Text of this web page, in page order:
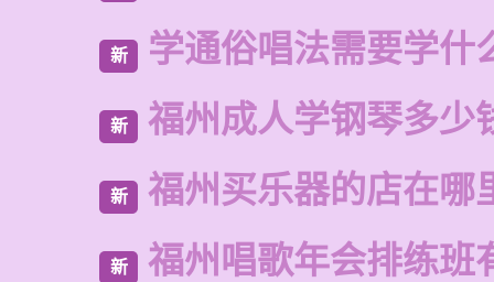
新 学通俗唱法需要学什
新 福州成人学钢琴多少
新 福州买乐器的店在哪
新 福州唱歌年会排练班